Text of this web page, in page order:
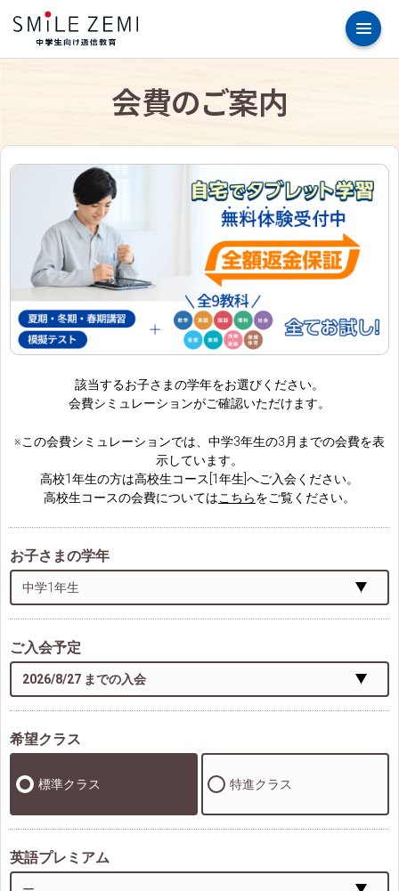
会費のご案内
該当するお子さまの学年をお選びください。
会費シミュレーションがご確認いただけます。
※この会費シミュレーションでは、中学3年生の3月までの会費を表
示しています。
高校1年生の方は高校生コース[1年生]へご入会ください。
高校生コースの会費についてはこちらをご覧ください。
お子さまの学年
ご入会予定
希望クラス
標準クラス 特進クラス
英語プレミアム